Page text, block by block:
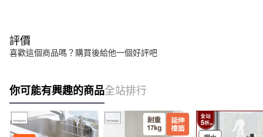
評價
喜歡這個商品嗎？購買後給他一個好評吧
你可能有興趣的商品全站排行